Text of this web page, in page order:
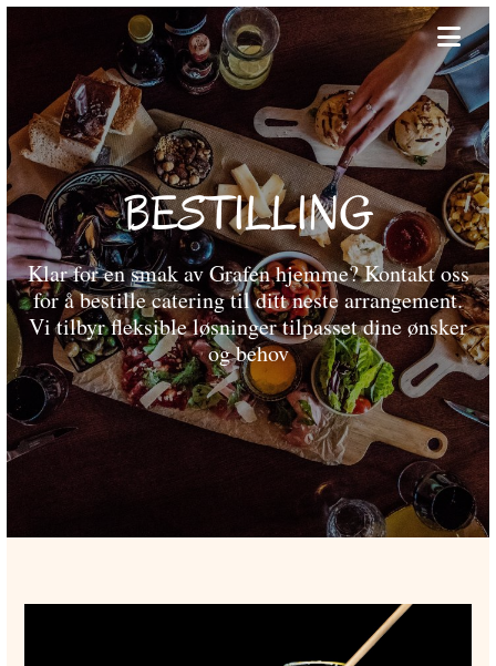
BESTILLING
Klar for en smak av Grafen hjemme? Kontakt oss
for å bestille catering til ditt neste arrangement.
Vi tilbyr fleksible løsninger tilpasset dine ønsker
og behov